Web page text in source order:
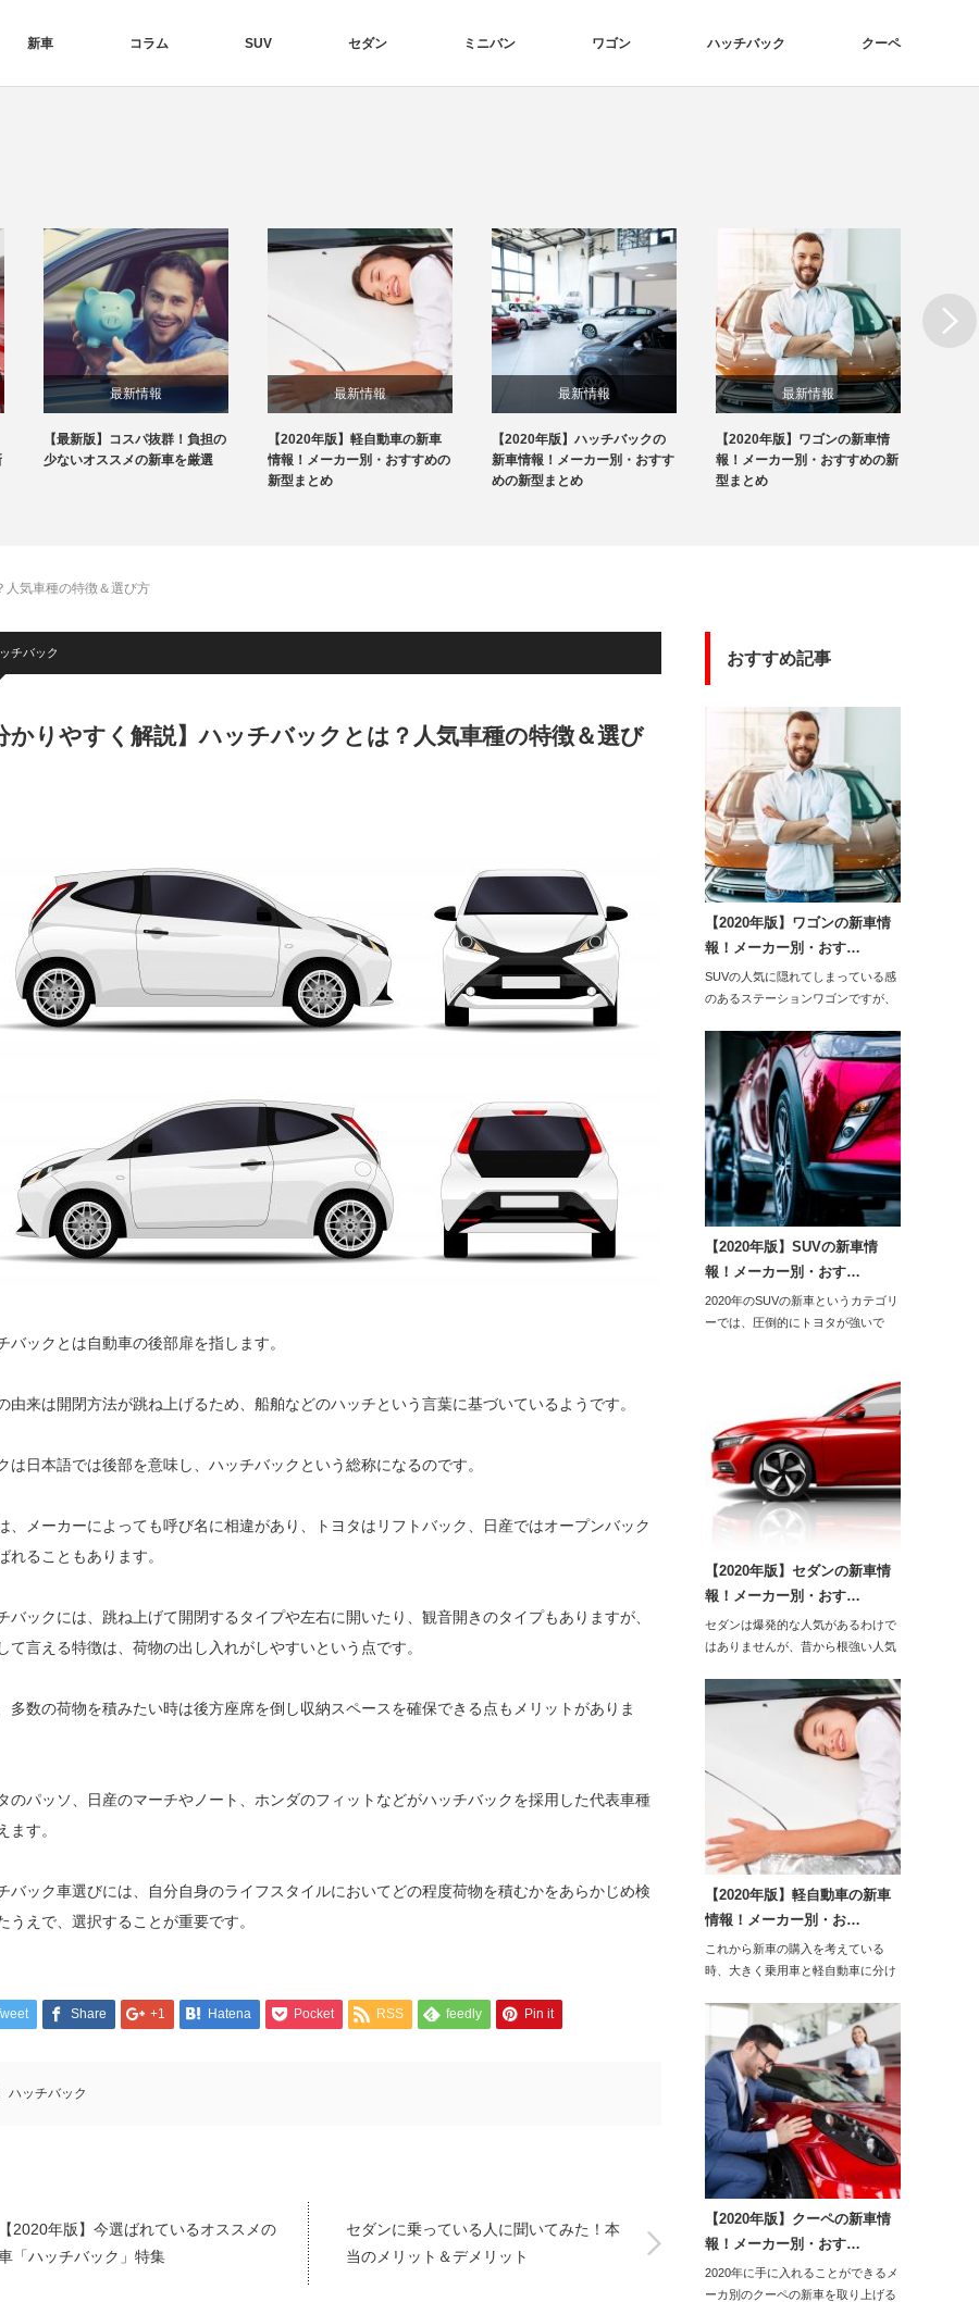
新車 コラム SUV セダン ミニバン ワゴン ハッチバック クーペ
最新情報
【最新版】コスパ抜群！負担の
少ないオススメの新車を厳選
最新情報
【2020年版】軽自動車の新車
情報！メーカー別・おすすめの
新型まとめ
最新情報
【2020年版】ハッチバックの
新車情報！メーカー別・おすす
めの新型まとめ
最新情報
【2020年版】ワゴンの新車情
報！メーカー別・おすすめの新
型まとめ
Next
人気車種の特徴＆選び方
チバック
かりやすく解説】ハッチバックとは？人気車種の特徴＆選び
バックとは自動車の後部扉を指します。
由来は開閉方法が跳ね上げるため、船舶などのハッチという言葉に基づいているようです。
は日本語では後部を意味し、ハッチバックという総称になるのです。
、メーカーによっても呼び名に相違があり、トヨタはリフトバック、日産ではオープンバック
れることもあります。
バックには、跳ね上げて開閉するタイプや左右に開いたり、観音開きのタイプもありますが、
て言える特徴は、荷物の出し入れがしやすいという点です。
多数の荷物を積みたい時は後方座席を倒し収納スペースを確保できる点もメリットがありま
のパッソ、日産のマーチやノート、ホンダのフィットなどがハッチバックを採用した代表車種
ます。
バック車選びには、自分自身のライフスタイルにおいてどの程度荷物を積むかをあらかじめ検
うえで、選択することが重要です。
Share +1 Hatena Pocket RSS feedly Pin it
ハッチバック
【2020年版】今選ばれているオススメの
「ハッチバック」特集
セダンに乗っている人に聞いてみた！本
当のメリット＆デメリット
おすすめ記事
【2020年版】ワゴンの新車情
報！メーカー別・おす…
SUVの人気に隠れてしまっている感
のあるステーションワゴンですが、
【2020年版】SUVの新車情
報！メーカー別・おす…
2020年のSUVの新車というカテゴリ
ーでは、圧倒的にトヨタが強いで
【2020年版】セダンの新車情
報！メーカー別・おす…
セダンは爆発的な人気があるわけで
はありませんが、昔から根強い人気
【2020年版】軽自動車の新車
情報！メーカー別・お…
これから新車の購入を考えている
時、大きく乗用車と軽自動車に分け
【2020年版】クーペの新車情
報！メーカー別・おす…
2020年に手に入れることができるメ
ーカ別のクーペの新車を取り上げる